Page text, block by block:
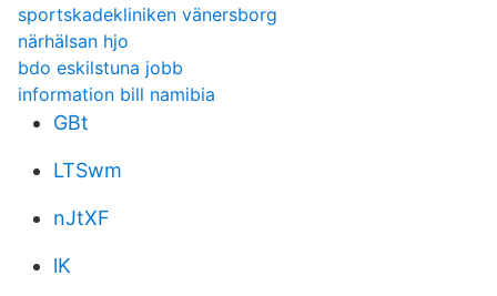
sportskadekliniken vänersborg
närhälsan hjo
bdo eskilstuna jobb
information bill namibia
GBt
LTSwm
nJtXF
lK